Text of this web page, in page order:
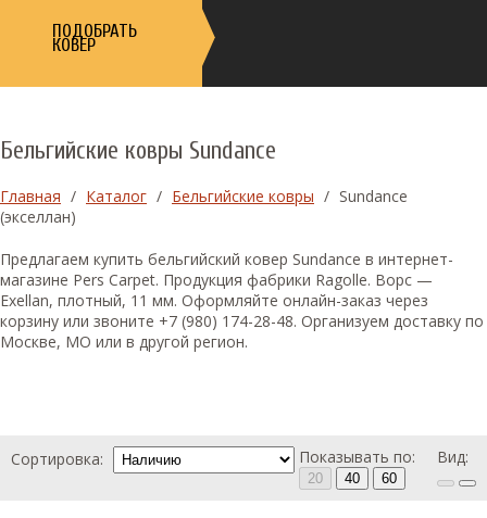
ПОДОБРАТЬ
КОВЕР
Бельгийские ковры Sundance
Главная / Каталог / Бельгийские ковры / Sundance
(экселлан)
Предлагаем купить бельгийский ковер Sundance в интернет-
магазине Pers Carpet. Продукция фабрики Ragolle. Ворс —
Exellan, плотный, 11 мм. Оформляйте онлайн-заказ через
корзину или звоните +7 (980) 174-28-48. Организуем доставку по
Москве, МО или в другой регион.
Сортировка: Вид:
Показывать по:
20 40 60